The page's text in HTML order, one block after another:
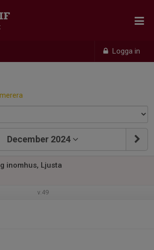
Logga in
December 2024
inomhus, Ljusta
v.49